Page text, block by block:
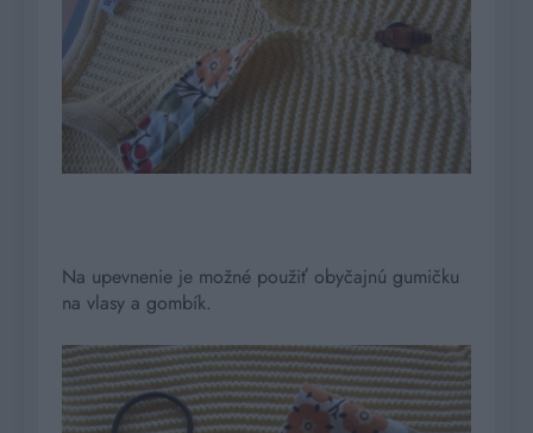
Na upevnenie je možné použiť obyčajnú gumičku
na vlasy a gombík.